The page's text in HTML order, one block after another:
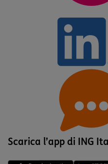
Scarica l’app di ING